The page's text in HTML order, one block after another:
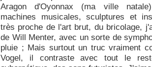
Aragon d'Oyonnax (ma ville
machines musicales, sculptures et
très proche de l'art brut, du bricolage,
de Will Menter, avec un sorte de
pluie ; Mais surtout un truc vraiment
Vogel, il contraste avec tout le